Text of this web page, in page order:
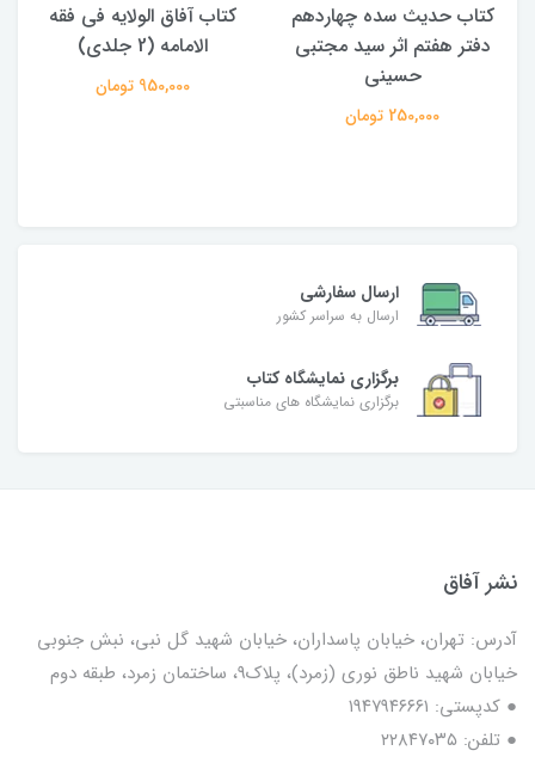
کتاب حدیث سده چهاردهم
دفتر هفتم اثر سید مجتبی
حسینی
250,000 تومان
کتاب آفاق الولایه فی فقه
الامامه (2 جلدی)
950,000 تومان
ارسال سفارشی
ارسال به سراسر کشور
برگزاری نمایشگاه کتاب
برگزاری نمایشگاه های مناسبتی
نشر آفاق
آدرس: تهران، خیابان پاسداران، خیابان شهید گل نبی، نبش جنوبی
خیابان شهید ناطق نوری (زمرد)، پلاک9، ساختمان زمرد، طبقه دوم
● کدپستی: ۱۹۴۷۹۴۶۶۶۱
● تلفن: ٢٢٨۴٧۰۳۵